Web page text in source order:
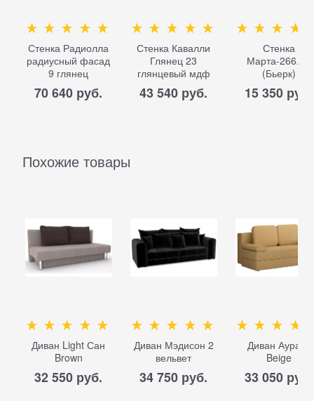
Стенка Радиолла
радиусный фасад
9 глянец
70 640 руб.
Стенка Кавалли
Глянец 23
глянцевый мдф
43 540 руб.
Стенка
Марта-266.01
(Бьерк)
15 350 руб.
Похожие товары
Диван Light Сан
Brown
32 550 руб.
Диван Мэдисон 2
вельвет
34 750 руб.
Диван Аура-3
Beige
33 050 руб.